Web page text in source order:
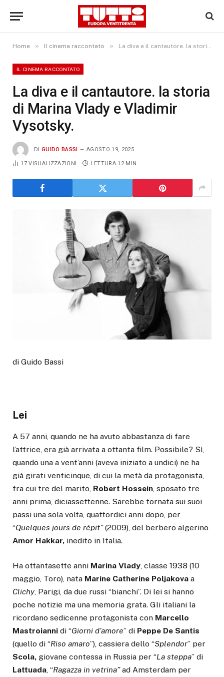
Home » Il cinema raccontato » La diva e il cantautore. la storia di Marina Vlady e Vladimir Vysotsky.
IL CINEMA RACCONTATO
La diva e il cantautore. la storia
di Marina Vlady e Vladimir
Vysotsky.
DI GUIDO BASSI AGOSTO 19, 2025
17VISUALIZZAZIONI LETTURA 12 MIN.
di Guido Bassi
Lei
A 57 anni, quando ne ha avuto abbastanza di fare
l’attrice, era già arrivata a ottanta film. Possibile? Sì,
quando una a vent’anni (aveva iniziato a undici) ne ha
già girati venticinque, di cui la metà da protagonista,
fra cui tre del marito, Robert Hossein , sposato tre
anni prima, diciassettenne. Sarebbe tornata sui suoi
passi una sola volta, quattordici anni dopo, per
“Quelques jours de répit”(2009), del berbero algerino
Amor Hakkar, inedito in Italia.
Ha ottantasette anni Marina Vlady, classe 1938 (10
maggio, Toro), nata Marine Catherine Poljakova a
Clichy, Parigi, da due russi “bianchi”. Di lei si hanno
poche notizie ma una memoria grata. Gli italiani la
ricordano sedicenne protagonista con Marcello
Mastroianni di “Giorni d’amore” di Peppe De Santis
(quello di “Riso amaro”), cassiera dello “Splendor” per
Scola, giovane contessa in Russia per “La steppa” di
Lattuada, “Ragazza in vetrina”ad Amsterdam per